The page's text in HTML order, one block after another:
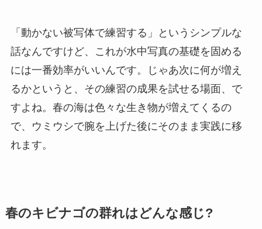
「動かない被写体で練習する」というシンプルな
話なんですけど、これが水中写真の基礎を固める
には一番効率がいいんです。じゃあ次に何が増え
るかというと、その練習の成果を試せる場面、で
すよね。春の海は色々な生き物が増えてくるの
で、ウミウシで腕を上げた後にそのまま実践に移
れます。
春のキビナゴの群れはどんな感じ?